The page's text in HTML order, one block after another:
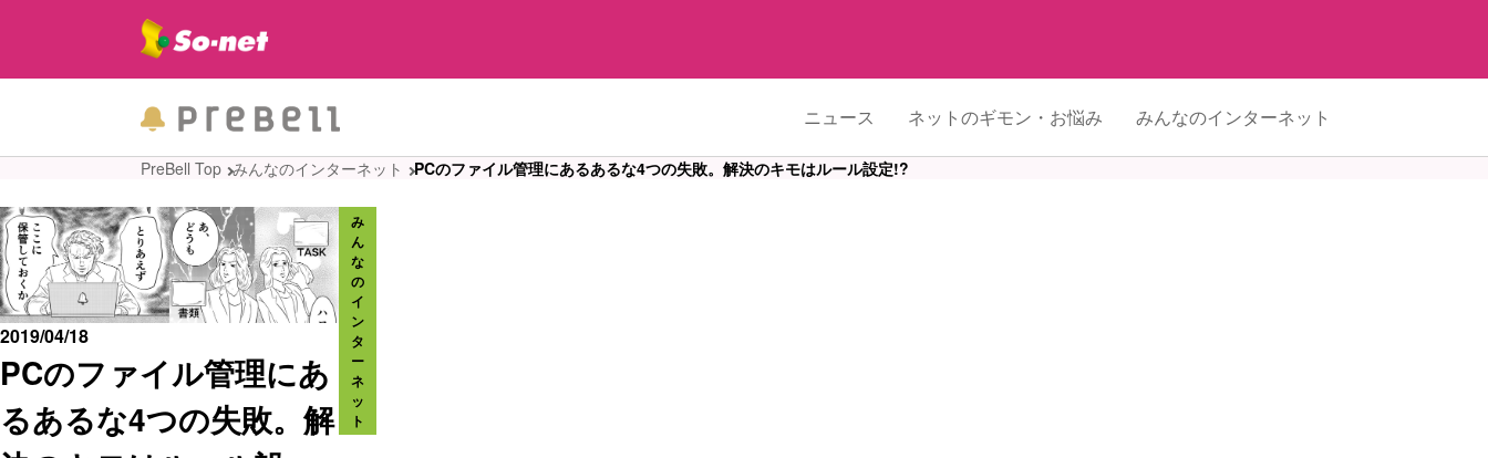
ニュース ネットのギモン・お悩み みんなのインターネット
PreBell Top みんなのインターネット PCのファイル管理にあるあるな4つの失敗。解決のキモはルール設定!?
み
ん
な
の
イ
ン
タ
ー
ネ
ッ
ト
PCのファイル管理にあ
るあるな4つの失敗。解
2019/04/18